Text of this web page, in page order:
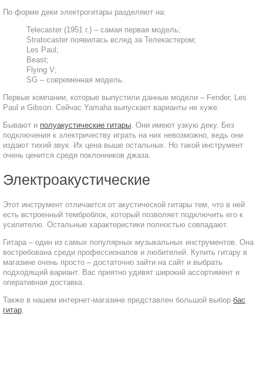
По форме деки электрогитары разделяют на:
Telecaster (1951 г.) – самая первая модель;
Stratocaster появилась вслед за Телекастером;
Les Paul;
Beast;
Flying V;
SG – современная модель.
Первые компании, которые выпустили данные модели – Fender, Les
Paul и Gibson. Сейчас Yamaha выпускает варианты не хуже.
Бывают и полуакустические гитары. Они имеют узкую деку. Без
подключения к электричеству играть на них невозможно, ведь они
издают тихий звук. Их цена выше остальных. Но такой инструмент
очень ценится среди поклонников джаза.
Электроакустические
Этот инструмент отличается от акустической гитары тем, что в ней
есть встроенный темброблок, который позволяет подключить его к
усилителю. Остальные характеристики полностью совпадают.
Гитара – один из самых популярных музыкальных инструментов. Она
востребована среди профессионалов и любителей. Купить гитару в
магазине очень просто – достаточно зайти на сайт и выбрать
подходящий вариант. Вас приятно удивят широкий ассортимент и
оперативная доставка.
Также в нашем интернет-магазине представлен большой выбор бас
гитар